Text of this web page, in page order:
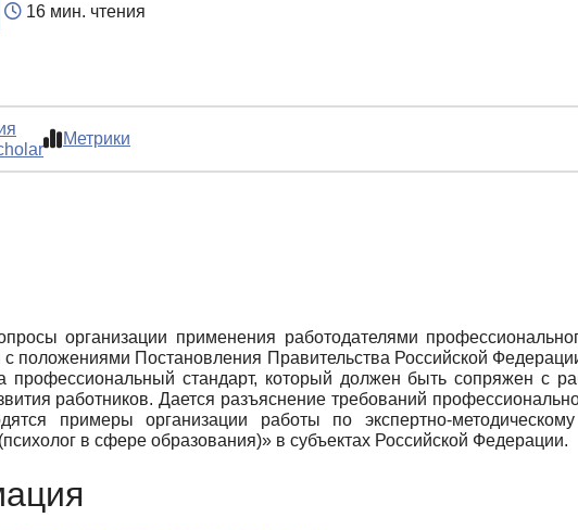
16 мин. чтения
Метрики
организации применения работодателями
с положениями Постановления Правительства Российской
профессиональный стандарт, который должен быть сопряжен с
работников. Дается разъяснение требований
примеры организации работы по экспертно-
в сфере образования)» в субъектах Российской Федерации.